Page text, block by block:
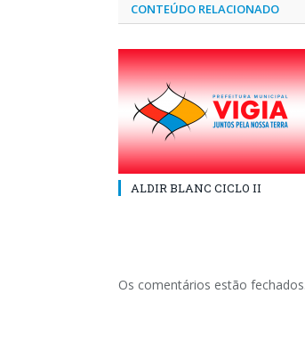
CONTEÚDO RELACIONADO
ALDIR BLANC CICLO II
Os comentários estão fechados.